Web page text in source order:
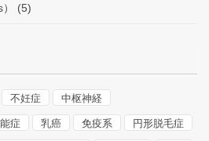
） (5)
不妊症 中枢神経
症 乳癌 免疫系 円形脱毛症